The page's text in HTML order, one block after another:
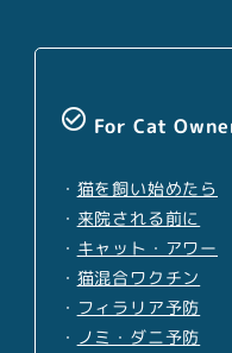
check_circle_outline For Cat
・ 猫を飼い始めたら
・ 来院される前に
・ キャット・アワー
・ 猫混合ワクチン
・ フィラリア予防
・ ノミ・ダニ予防